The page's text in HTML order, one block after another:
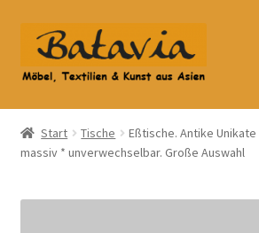
Zur
Navigation
springen
Zum
Inhalt
springen
Start
Accessoires
AGB
Start Tische
Eßtische. Antike
massiv * unverwechselbar. Große Auswahl